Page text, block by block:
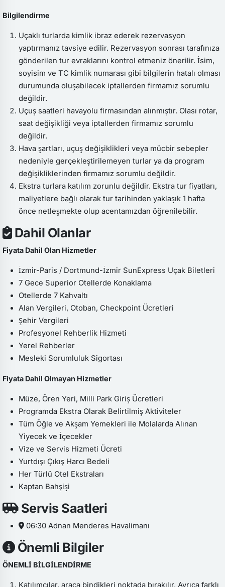
Bilgilendirme
Uçaklı turlarda kimlik ibraz ederek rezervasyon
yaptırmanız tavsiye edilir. Rezervasyon sonrası tarafınıza
gönderilen tur evraklarını kontrol etmeniz önerilir. İsim,
soyisim ve TC kimlik numarası gibi bilgilerin hatalı olması
durumunda oluşabilecek iptallerden firmamız sorumlu
değildir.
Uçuş saatleri havayolu firmasından alınmıştır. Olası rotar,
saat değişikliği veya iptallerden firmamız sorumlu
değildir.
Hava şartları, uçuş değişiklikleri veya mücbir sebepler
nedeniyle gerçekleştirilemeyen turlar ya da program
değişikliklerinden firmamız sorumlu değildir.
Ekstra turlara katılım zorunlu değildir. Ekstra tur fiyatları,
maliyetlere bağlı olarak tur tarihinden yaklaşık 1 hafta
önce netleşmekte olup acentamızdan öğrenilebilir.
Dahil Olanlar
Fiyata Dahil Olan Hizmetler
İzmir-Paris / Dortmund-İzmir SunExpress Uçak Biletleri
7 Gece Superior Otellerde Konaklama
Otellerde 7 Kahvaltı
Alan Vergileri, Otoban, Checkpoint Ücretleri
Şehir Vergileri
Profesyonel Rehberlik Hizmeti
Yerel Rehberler
Mesleki Sorumluluk Sigortası
Fiyata Dahil Olmayan Hizmetler
Müze, Ören Yeri, Milli Park Giriş Ücretleri
Programda Ekstra Olarak Belirtilmiş Aktiviteler
Tüm Öğle ve Akşam Yemekleri ile Molalarda Alınan
Yiyecek ve İçecekler
Vize ve Servis Hizmeti Ücreti
Yurtdışı Çıkış Harcı Bedeli
Her Türlü Otel Ekstraları
Kaptan Bahşişi
Servis Saatleri
06:30 Adnan Menderes Havalimanı
Önemli Bilgiler
ÖNEMLİ BİLGİLENDİRME
Katılımcılar, araca bindikleri noktada bırakılır. Ayrıca farklı